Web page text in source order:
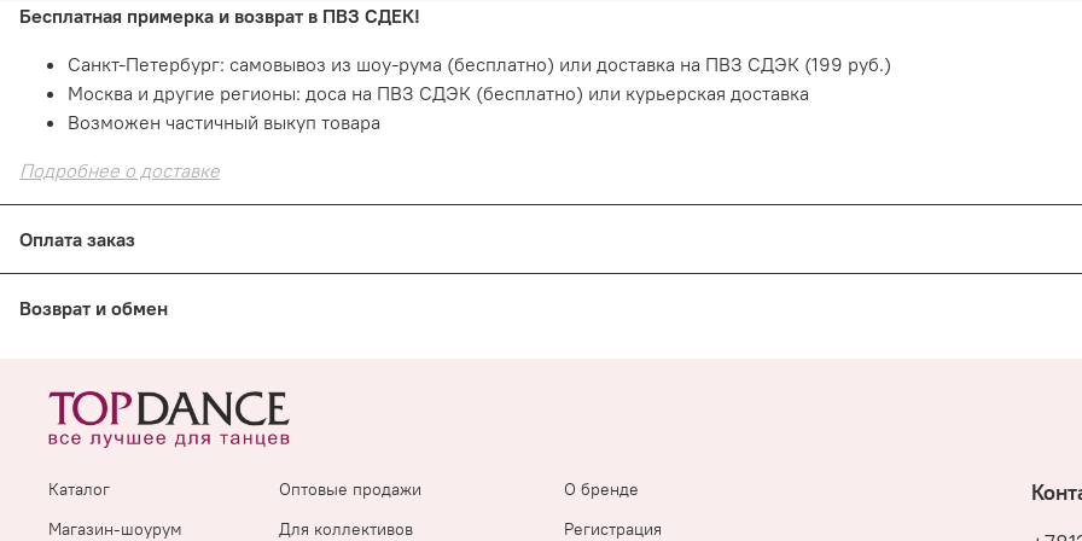
Бесплатная примерка и возврат в ПВЗ СДЕК!
Санкт-Петербург: самовывоз из шоу-рума (бесплатно) или доставка на ПВЗ СДЭК (199 руб.)
Москва и другие регионы: доса на ПВЗ СДЭК (бесплатно) или курьерская доставка
Возможен частичный выкуп товара
Подробнее о доставке
Оплата заказ
При получении: наличными или картой в пункте выдачи
Подробнее о способах оплаты
Возврат и обмен
В шоуруме СПб: 14 дней с момента покупки
Из интернет-магазина: 7 дней с момента получения
Подробнее о возврате и обмене
Каталог
Магазин-шоурум
Оптовые продажи
Для коллективов
О бренде
Регистрация